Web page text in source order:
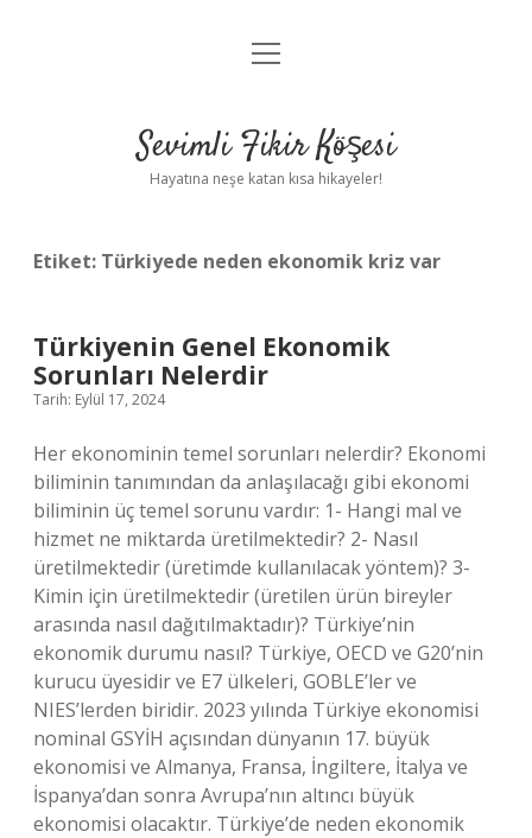
Anasayfa
Yasal Uyarı
menüyü
Sevimli Fikir Köşesi
Hayatına neşe katan kısa hikayeler!
Etiket: Türkiyede neden ekonomik kriz var
Türkiyenin Genel Ekonomik
Sorunları Nelerdir
Tarih: Eylül 17, 2024
Her ekonominin temel sorunları nelerdir? Ekonomi
biliminin tanımından da anlaşılacağı gibi ekonomi
biliminin üç temel sorunu vardır: 1- Hangi mal ve
hizmet ne miktarda üretilmektedir? 2- Nasıl
üretilmektedir (üretimde kullanılacak yöntem)? 3-
Kimin için üretilmektedir (üretilen ürün bireyler
arasında nasıl dağıtılmaktadır)? Türkiye’nin
ekonomik durumu nasıl? Türkiye, OECD ve G20’nin
kurucu üyesidir ve E7 ülkeleri, GOBLE’ler ve
NIES’lerden biridir. 2023 yılında Türkiye ekonomisi
nominal GSYİH açısından dünyanın 17. büyük
ekonomisi ve Almanya, Fransa, İngiltere, İtalya ve
İspanya’dan sonra Avrupa’nın altıncı büyük
ekonomisi olacaktır. Türkiye’de neden ekonomik